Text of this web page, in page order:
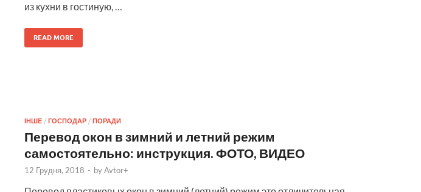
из кухни в гостиную, …
READ MORE
ІНШЕ/ ГОСПОДАР/ ПОРАДИ
Перевод окон в зимний и летний режим
самостоятельно: инструкция. ФОТО, ВИДЕО
12 Грудня, 2018 - byAvtor+